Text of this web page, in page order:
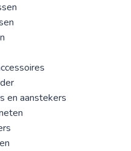
en aanstekers